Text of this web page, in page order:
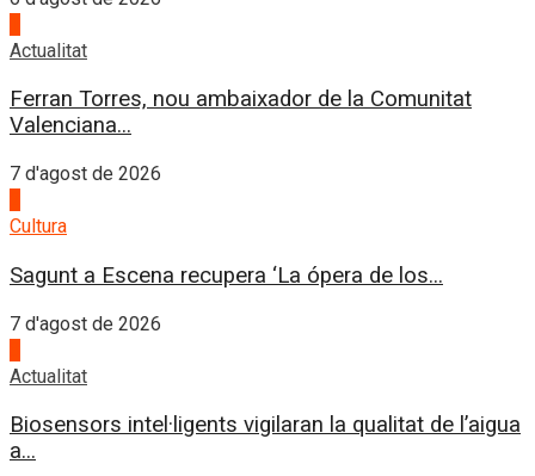
Actualitat
Ferran Torres, nou ambaixador de la Comunitat
Valenciana...
7 d'agost de 2026
Cultura
Sagunt a Escena recupera ‘La ópera de los...
7 d'agost de 2026
Actualitat
Biosensors intel·ligents vigilaran la qualitat de l’aigua
a...